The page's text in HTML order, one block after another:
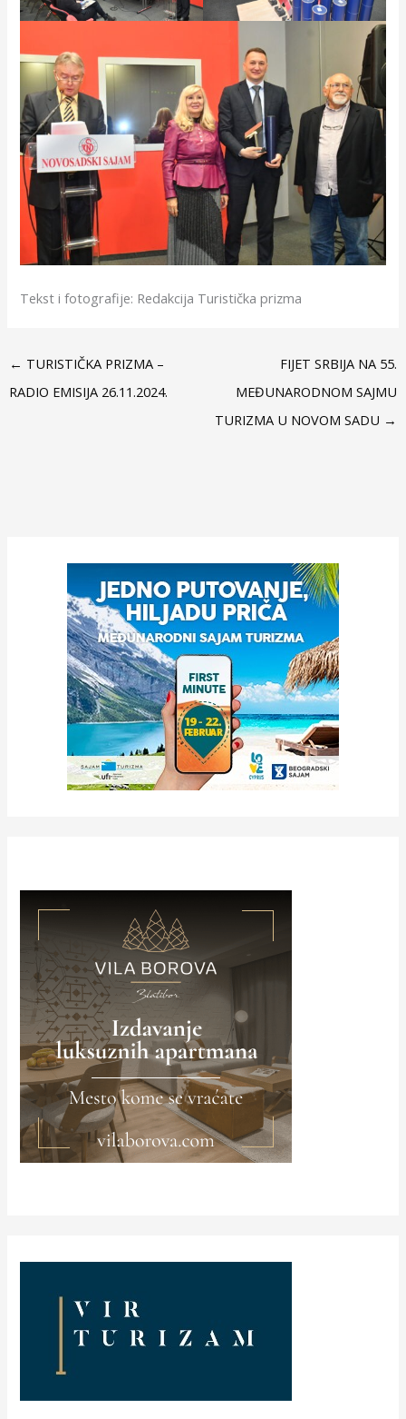
Tekst i fotografije: Redakcija Turistička prizma
← TURISTIČKA PRIZMA –
RADIO EMISIJA 26.11.2024.
FIJET SRBIJA NA 55.
MEĐUNARODNOM SAJMU
TURIZMA U NOVOM SADU →